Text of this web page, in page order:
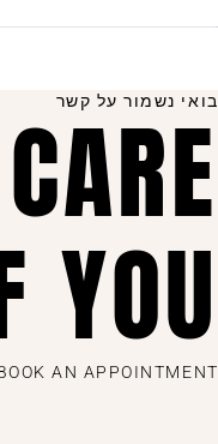
ושוב.
בואי נשמור על קשר
YOU
AN APPOINTMENT ⟶